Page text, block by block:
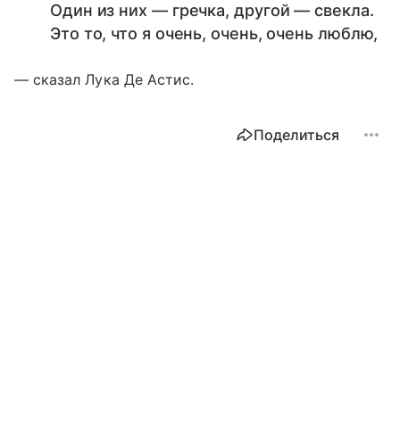
Один из них — гречка, другой — свекла.
Это то, что я очень, очень, очень люблю,
— сказал Лука Де Астис.
Поделиться